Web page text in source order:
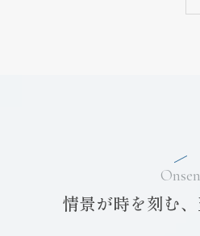
Onsen
情景が時を刻む